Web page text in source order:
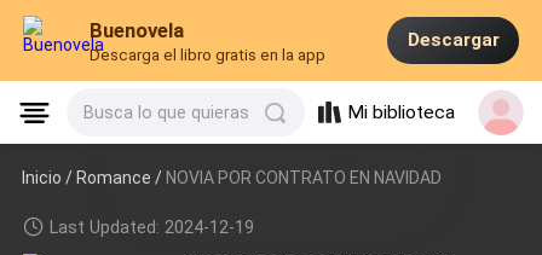
Buenovela
Descarga el libro gratis en la app
Descargar
Busca lo que quieras Mi biblioteca
Inicio /Romance / NOVIA POR CONTRATO EN NAVIDAD
Last Updated: 2024-12-19